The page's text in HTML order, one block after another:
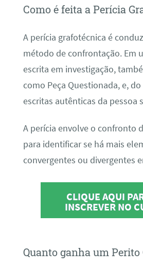
Como é feita a Perícia
A perícia grafotécnica é
método de confrontação. Em
escrita em investigação,
como Peça Questionada, e,
escritas autênticas da pessoa
A perícia envolve o confronto
para identificar se há mais
convergentes ou divergentes
CLIQUE AQUI
INSCREVER NO
Quanto ganha um Perito